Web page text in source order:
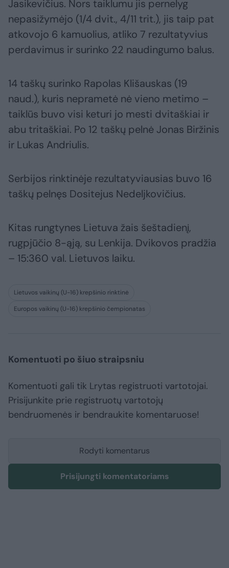
Jasikevičius. Nors taiklumu jis pernelyg
nepasižymėjo (1/4 dvit., 4/11 trit.), jis taip pat
atkovojo 6 kamuolius, atliko 7 rezultatyvius
perdavimus ir surinko 22 naudingumo balus.
14 taškų surinko Rapolas Klišauskas (19
naud.), kuris neprametė nė vieno metimo –
taiklūs buvo visi keturi jo mesti dvitaškiai ir
abu tritaškiai. Po 12 taškų pelnė Jonas Biržinis
ir Lukas Andriulis.
Serbijos rinktinėje rezultatyviausias buvo 16
taškų pelnęs Dositejus Nedeljkovičius.
Kitas rungtynes Lietuva žais šeštadienį,
rugpjūčio 8-ąją, su Lenkija. Dvikovos pradžia
– 15:360 val. Lietuvos laiku.
Lietuvos vaikinų (U-16) krepšinio rinktinė
Europos vaikinų (U-16) krepšinio čempionatas
Komentuoti po šiuo straipsniu
Komentuoti gali tik Lrytas registruoti vartotojai.
Prisijunkite prie registruotų vartotojų
bendruomenės ir bendraukite komentaruose!
Rodyti komentarus
Prisijungti komentatoriams